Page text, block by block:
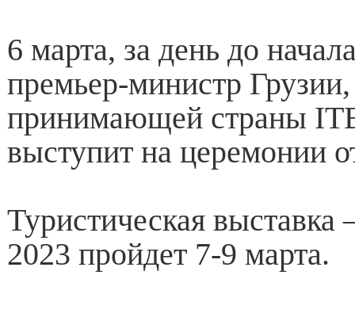
6 марта, за день до
премьер-министр Грузии,
принимающей страны
выступит на церемонии
Туристическая
2023 пройдет 7-9 марта.